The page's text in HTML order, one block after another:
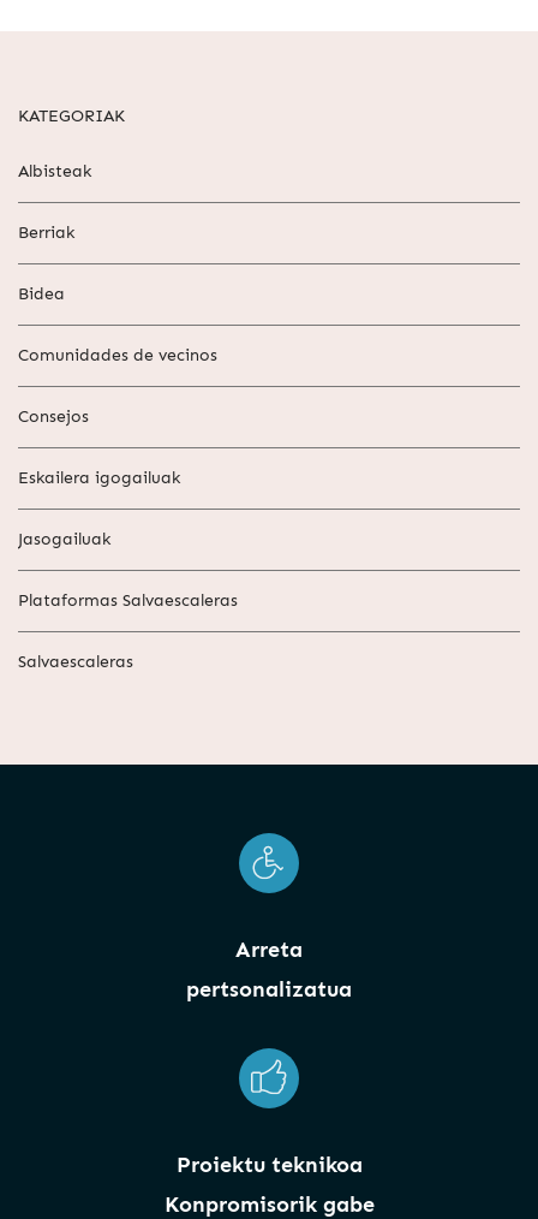
KATEGORIAK
Albisteak
Berriak
Bidea
Comunidades de vecinos
Consejos
Eskailera igogailuak
Jasogailuak
Plataformas Salvaescaleras
Salvaescaleras
Arreta
pertsonalizatua
Proiektu teknikoa
Konpromisorik gabe